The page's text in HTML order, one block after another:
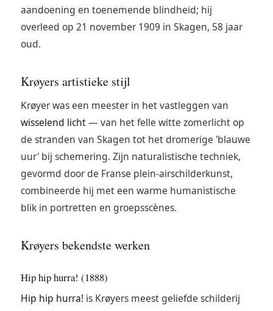
aandoening en toenemende blindheid; hij
overleed op 21 november 1909 in Skagen, 58 jaar
oud.
Krøyers artistieke stijl
Krøyer was een meester in het vastleggen van
wisselend licht— van het felle witte zomerlicht op
de stranden van Skagen tot het dromerige 'blauwe
uur' bij schemering. Zijn naturalistische techniek,
gevormd door de Franse plein-airschilderkunst,
combineerde hij met een warme humanistische
blik in portretten en groepsscènes.
Krøyers bekendste werken
Hip hip hurra! (1888)
Hip hip hurra! is Krøyers meest geliefde schilderij